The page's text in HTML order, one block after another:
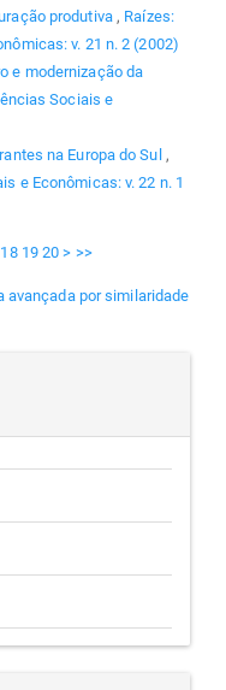
produtiva , Raízes:
v. 21 n. 2 (2002)
e modernização da
Sociais e
na Europa do Sul ,
e Econômicas: v. 22 n. 1
18 19 20 > >>
avançada por similaridade